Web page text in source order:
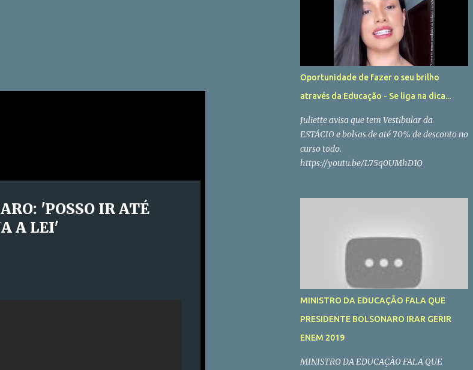
'POSSO IR ATÉ
A LEI'
Oportunidade de fazer o seu brilho
através da Educação - Se liga na dica...
Juliette avisa que tem Vestibular da
ESTÁCIO e bolsas de até 70% de desconto no
curso todo.
https://youtu.be/L75q0UMhD1Q
MINISTRO DA EDUCAÇÃO FALA QUE
PRESIDENTE BOLSONARO IRAR GERIR
ENEM 2019
MINISTRO DA EDUCAÇÃO FALA QUE